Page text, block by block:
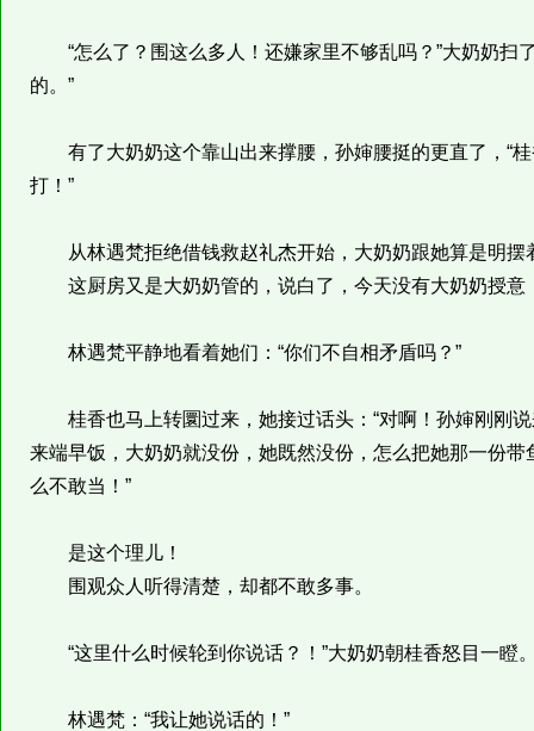
“怎么了？围这么多人！还嫌家里不够乱吗？”大奶奶扫
的。”
有了大奶奶这个靠山出来撑腰，孙婶腰挺的更直了，“桂
打！”
从林遇梵拒绝借钱救赵礼杰开始，大奶奶跟她算是明摆
这厨房又是大奶奶管的，说白了，今天没有大奶奶授意
林遇梵平静地看着她们：“你们不自相矛盾吗？”
桂香也马上转圜过来，她接过话头：“对啊！孙婶刚刚说
来端早饭，大奶奶就没份，她既然没份，怎么把她那一份
么不敢当！”
是这个理儿！
围观众人听得清楚，却都不敢多事。
“这里什么时候轮到你说话？！”大奶奶朝桂香怒目一瞪
林遇梵：“我让她说话的！”